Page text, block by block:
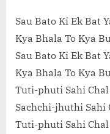
Sau Bato Ki Ek Bat
Kya Bhala To Kya
Sau Bato Ki Ek Bat
Kya Bhala To Kya
Tuti-phuti Sahi
Sachchi-jhuthi Sahi
Tuti-phuti Sahi